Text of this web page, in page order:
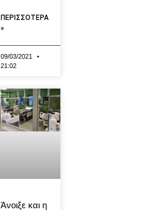
ΠΕΡΙΣΣΟΤΕΡΑ
»
09/03/2021
21:02
Άνοιξε και η